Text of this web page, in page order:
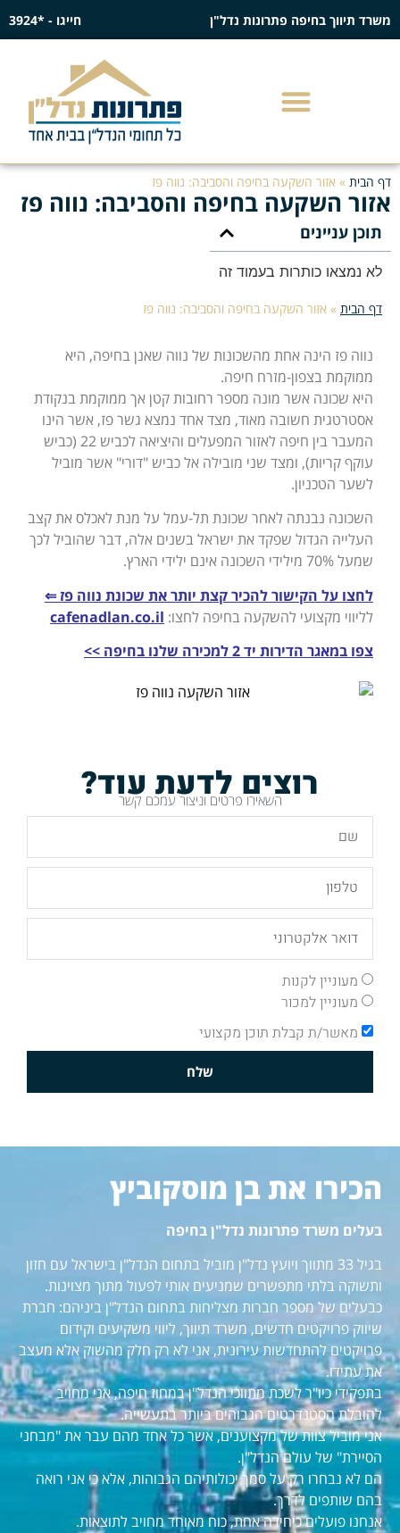
משרד תיווך בחיפה פתרונות נדל"ן חייגו - *3924
דף הבית » אזור השקעה בחיפה והסביבה: נווה פז
אזור השקעה בחיפה והסביבה: נווה פז
תוכן עניינים
לא נמצאו כותרות בעמוד זה
דף הבית » אזור השקעה בחיפה והסביבה: נווה פז
נווה פז הינה אחת מהשכונות של נווה שאנן בחיפה, היא
ממוקמת בצפון-מזרח חיפה.
היא שכונה אשר מונה מספר רחובות קטן אך ממוקמת בנקודת
אסטרטגית חשובה מאוד, מצד אחד נמצא גשר פז, אשר הינו
המעבר בין חיפה לאזור המפעלים והיציאה לכביש 22 (כביש
עוקף קריות), ומצד שני מובילה אל כביש "דורי" אשר מוביל
לשער הטכניון.
השכונה נבנתה לאחר שכונת תל-עמל על מנת לאכלס את קצב
העלייה הגדול שפקד את ישראל בשנים אלה, דבר שהוביל לכך
שמעל 70% מילידי השכונה אינם ילידי הארץ.
לחצו על הקישור להכיר קצת יותר את שכונת נווה פז ⇐
לליווי מקצועי להשקעה בחיפה לחצו: cafenadlan.co.il
צפו במאגר הדירות יד 2 למכירה שלנו בחיפה >>
רוצים לדעת עוד?
השאירו פרטים וניצור עמכם קשר
מעוניין לקנות
מעוניין למכור
מאשר/ת קבלת תוכן מקצועי
שלח
הכירו את בן מוסקוביץ
בעלים משרד פתרונות נדל"ן בחיפה
בגיל 33 מתווך ויועץ נדל"ן מוביל בתחום הנדל"ן בישראל עם חזון
ותשוקה בלתי מתפשרים שמניעים אותי לפעול מתוך מצוינות.
כבעלים של מספר חברות מצליחות בתחום הנדל"ן ביניהם: חברת
שיווק פרויקטים חדשים, משרד תיווך, ליווי משקיעים וקידום
פרויקטים להתחדשות עירונית, אני לא רק חלק מהשוק אלא מעצב
את עתידו.
בתפקידי כיו"ר לשכת מתווכי הנדל"ן במחוז חיפה, אני מחויב
להובלת הסטנדרטים הגבוהים ביותר בתעשייה.
אני מוביל צוות של מקצוענים, אשר כל אחד מהם עבר את "מבחני
הסיירת" של עולם הנדל"ן.
הם לא נבחרו רק על סמך יכולותיהם הגבוהות, אלא כי אני רואה
בהם שותפים לדרך.
אנחנו פועלים כיחידה אחת, כוח מאוחד מחויב לתוצאות.